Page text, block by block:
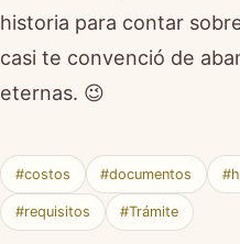
historia para contar
casi te convenció de
eternas. 😉
#costos #documentos
#requisitos #Trámite